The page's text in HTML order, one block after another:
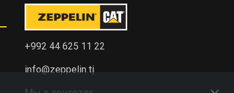
+992 44 625 11 22
info@zeppelin.tj